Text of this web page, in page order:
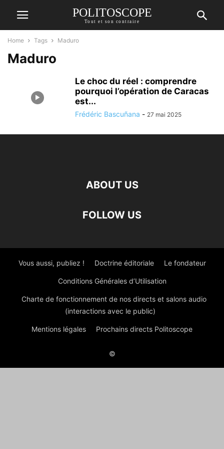
POLITOSCOPE
Tout et son contraire
Home Tags Maduro
Maduro
Le choc du réel : comprendre
pourquoi l’opération de Caracas
est...
Frédéric Bascuñana - 27 mai 2025
ABOUT US
FOLLOW US
Vous aussi, publiez ! Doctrine éditoriale Le fondateur
Conditions Générales d’Utilisation
Charte de fonctionnement de nos directs et salons audio
(interactions avec le public)
Mentions légales Prochains directs Politoscope
©